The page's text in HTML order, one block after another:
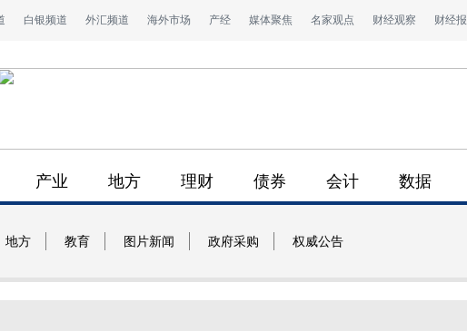
白银频道 外汇频道 海外市场 产经 媒体聚焦 名家观点 财经观察 财经报
产业 地方 理财 债券 会计 数据
地方 教育 图片新闻 政府采购 权威公告